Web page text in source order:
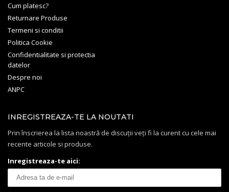
Cum platesc?
Returnare Produse
Termeni si conditii
Politica Cookie
Confidentialitate si protectia
datelor
Despre noi
ANPC
INREGISTREAZA-TE LA NOUTATI
Prin înscrierea la lista noastră de discuții veți fi la curent cu cele mai
recente articole si produse.
Inregistreaza-te aici: